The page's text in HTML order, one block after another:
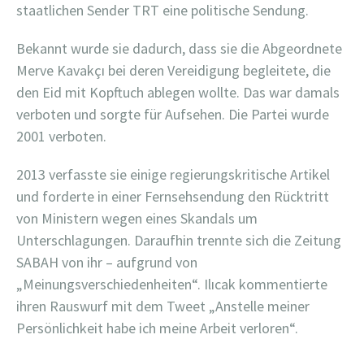
staatlichen Sender TRT eine politische Sendung.
Bekannt wurde sie dadurch, dass sie die Abgeordnete
Merve Kavakçı bei deren Vereidigung begleitete, die
den Eid mit Kopftuch ablegen wollte. Das war damals
verboten und sorgte für Aufsehen. Die Partei wurde
2001 verboten.
2013 verfasste sie einige regierungskritische Artikel
und forderte in einer Fernsehsendung den Rücktritt
von Ministern wegen eines Skandals um
Unterschlagungen. Daraufhin trennte sich die Zeitung
SABAH von ihr – aufgrund von
„Meinungsverschiedenheiten“. Ilıcak kommentierte
ihren Rauswurf mit dem Tweet „Anstelle meiner
Persönlichkeit habe ich meine Arbeit verloren“.